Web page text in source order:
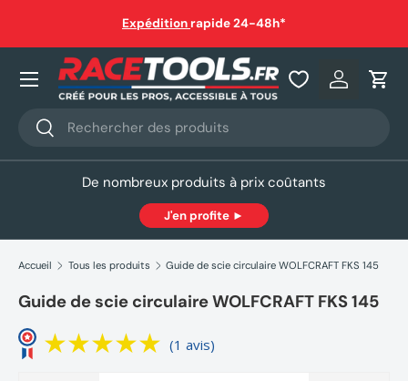
Aller au contenu
Expédition rapide 24-48h*
Recherche
Rechercher
Se
Nos produits
De nombreux produits à prix coûtants
J'en profite ►
Accueil Tous les produits Guide de scie circulaire WOLFCRAFT FKS 145
Guide de scie circulaire WOLFCRAFT FKS 145
(1 avis)